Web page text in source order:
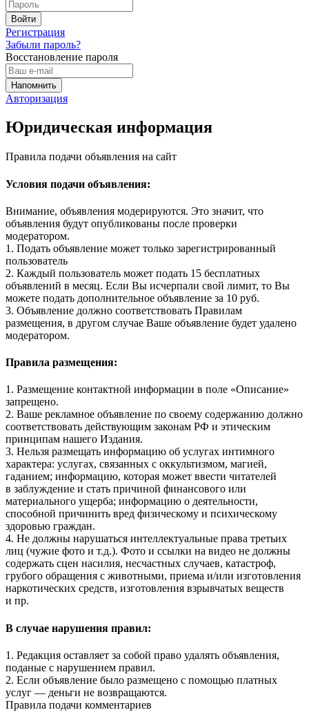
Регистрация
Забыли пароль?
Восстановление пароля
Авторизация
Юридическая информация
Правила подачи объявления на сайт
Условия подачи объявления:
Внимание, объявления модерируются. Это значит, что
объявления будут опубликованы после проверки
модератором.
1. Подать объявление может только зарегистрированный
пользователь
2. Каждый пользователь может подать 15 бесплатных
объявлений в месяц. Если Вы исчерпали свой лимит, то Вы
можете подать дополнительное объявление за 10 руб.
3. Объявление должно соответствовать Правилам
размещения, в другом случае Ваше объявление будет удалено
модератором.
Правила размещения:
1. Размещение контактной информации в поле «Описание»
запрещено.
2. Ваше рекламное объявление по своему содержанию должно
соответствовать действующим законам РФ и этическим
принципам нашего Издания.
3. Нельзя размещать информацию об услугах интимного
характера: услугах, связанных с оккультизмом, магией,
гаданием; информацию, которая может ввести читателей
в заблуждение и стать причиной финансового или
материального ущерба; информацию о деятельности,
способной причинить вред физическому и психическому
здоровью граждан.
4. Не должны нарушаться интеллектуальные права третьих
лиц (чужие фото и т.д.). Фото и ссылки на видео не должны
содержать сцен насилия, несчастных случаев, катастроф,
грубого обращения с животными, приема и/или изготовления
наркотических средств, изготовления взрывчатых веществ
и пр.
В случае нарушения правил:
1. Редакция оставляет за собой право удалять объявления,
поданые с нарушением правил.
2. Если объявление было размещено с помощью платных
услуг — деньги не возвращаются.
Правила подачи комментариев